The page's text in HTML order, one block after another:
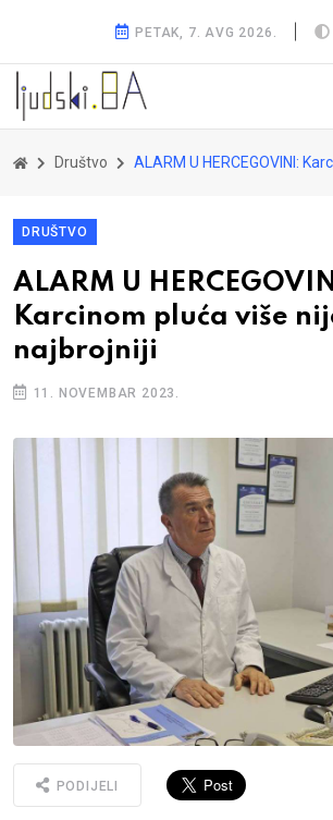
PETAK, 7. AVG 2026.
Društvo ALARM U HERCEGOVINI: Karcinom pluća više nije
DRUŠTVO
ALARM U
Karcinom pluća više
najbrojniji
11. NOVEMBAR 2023.
PODIJELI